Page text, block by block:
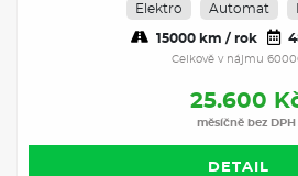
Elektro Automat
15000 km / rok
Celkově v nájmu
25.600
měsíčně bez DPH
DETAIL